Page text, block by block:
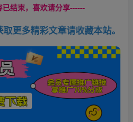
结束，喜欢请分享------
更多精彩文章请收藏本站。